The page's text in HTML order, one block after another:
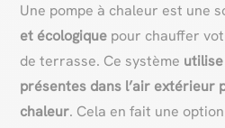
Une pompe à chaleur est une
et écologique pour chauffer
de terrasse. Ce système
présentes dans l’air extérieur
chaleur. Cela en fait une